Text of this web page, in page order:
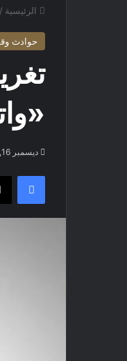
الرئيسية /
حوادث
ديسمبر 16, 2024